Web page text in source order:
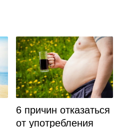
6 причин отказаться
от употребления